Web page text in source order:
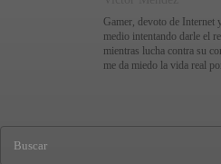
Gamer, devoto de Internet
medio intentando darle el
mientras lucha contra su
me da miedo la vida real
Buscar